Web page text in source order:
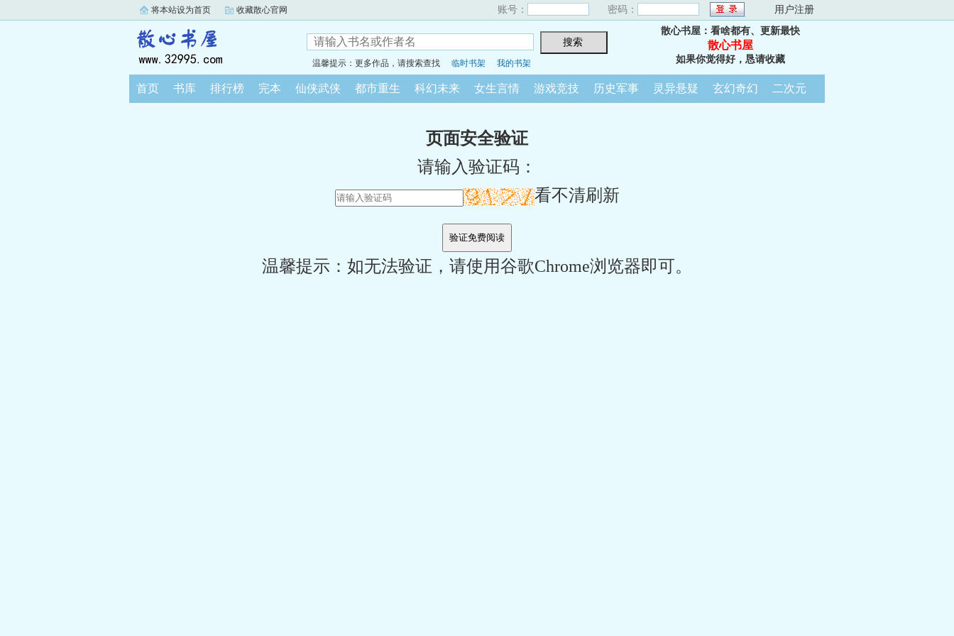
将本站设为首页 收藏散心官网 账号： 密码： 用户注册
温馨提示：更多作品，请搜索查找 临时书架 我的书架
散心书屋：看啥都有、更新最快
散心书屋
如果你觉得好，恳请收藏
首页 书库 排行榜 完本 仙侠武侠 都市重生 科幻未来 女生言情 游戏竞技 历史军事 灵异悬疑 玄幻奇幻 二次元
页面安全验证
请输入验证码：
看不清刷新
温馨提示：如无法验证，请使用谷歌Chrome浏览器即可。